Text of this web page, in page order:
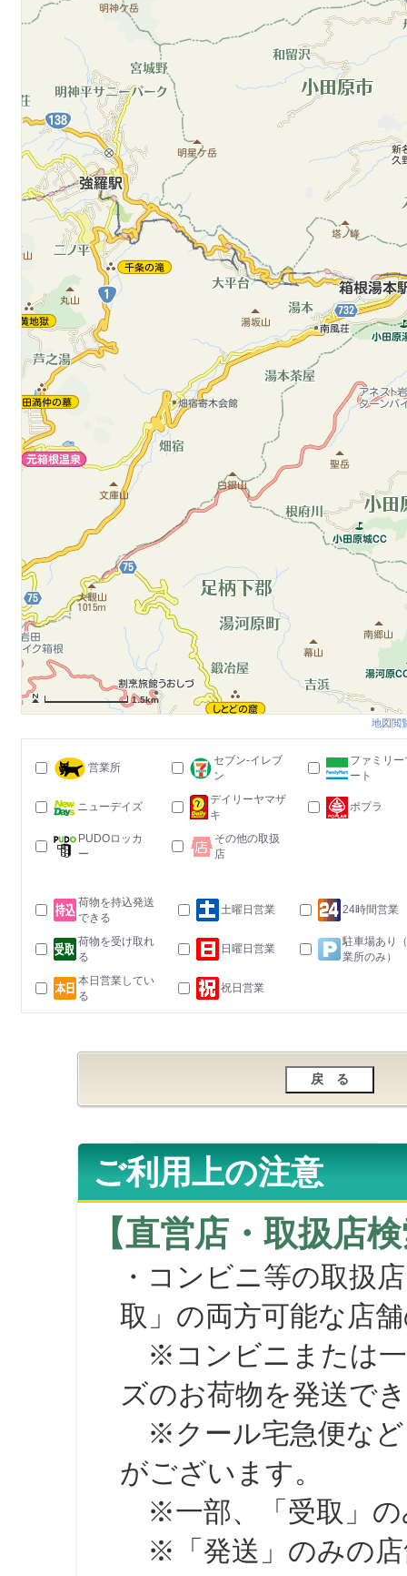
1.5km
地図閲
営業所
セブン-イレブ
ン
ファミリー
ート
ニューデイズ
デイリーヤマザ
キ
ポプラ
PUDOロッカ
ー
その他の取扱
店
荷物を持込発送
できる
土曜日営業 24時間営業
荷物を受け取れ
る
日曜日営業
駐車場あり
業所のみ）
本日営業してい
る
祝日営業
ご利用上の注意
【直営店・取扱店
・コンビニ等の取扱
取」の両方可能な店
※コンビニまたは一
ズのお荷物を発送で
※クール宅急便など
がございます。
※一部、「受取」の
※「発送」のみの店